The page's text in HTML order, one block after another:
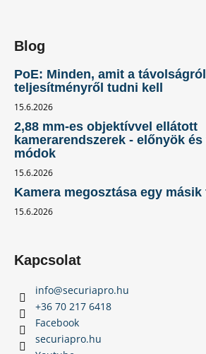
Blog
PoE: Minden, amit a
teljesítményről tudni kell
15.6.2026
2,88 mm-es objektívvel ellátott
kamerarendszerek - előnyök
módok
15.6.2026
Kamera megosztása egy
15.6.2026
Kapcsolat
info@securiapro.hu
+36 70 217 6418
Facebook
securiapro.hu